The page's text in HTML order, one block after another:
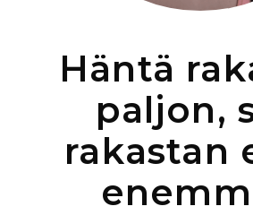
Häntä
paljon,
rakastan